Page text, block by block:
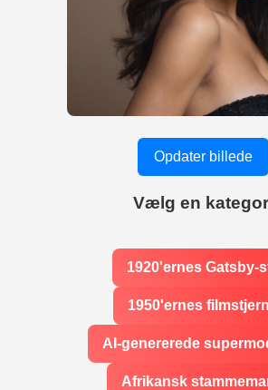
Opdater billede
Vælg en
1920'ernes Gatsby-
1950'ernes
AI-genererede
Afrikansk